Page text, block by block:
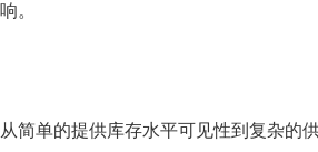
。
简单的提供库存水平可见性到复杂的